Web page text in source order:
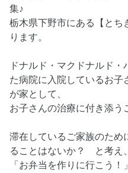
集♪
栃木県下野市にある【とち
ります。
ドナルド・マクドナルド
た病院に入院しているお子
が家として、
お子さんの治療に付き添う
滞在しているご家族のため
ることはないか？ と考え
「お弁当を作りに行こう